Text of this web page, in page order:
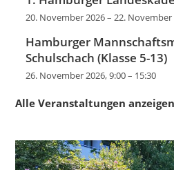
20. November 2026– 22. November
Hamburger
Schulschach (Klasse 5-13)
26. November 2026, 9:00– 15:30
Alle Veranstaltungen anzeigen